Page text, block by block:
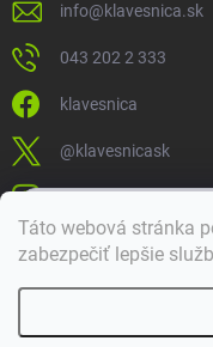
Táto webová stránka
zabezpečiť lepšie
info@klavesnica.sk
043 202 2 333
klavesnica
@klavesnicask
klavesnica_sk
Dobrý deň! 👋 Pomôžem